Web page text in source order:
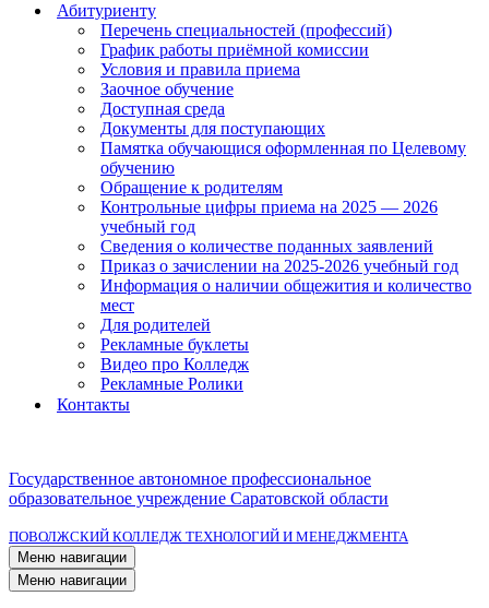
Абитуриенту
Перечень специальностей (профессий)
График работы приёмной комиссии
Условия и правила приема
Заочное обучение
Доступная среда
Документы для поступающих
Памятка обучающися оформленная по Целевому
обучению
Обращение к родителям
Контрольные цифры приема на 2025 — 2026
учебный год
Сведения о количестве поданных заявлений
Приказ о зачислении на 2025-2026 учебный год
Информация о наличии общежития и количество
мест
Для родителей
Рекламные буклеты
Видео про Колледж
Рекламные Ролики
Контакты
Государственное автономное профессиональное
образовательное учреждение Саратовской области
ПОВОЛЖСКИЙ КОЛЛЕДЖ ТЕХНОЛОГИЙ И МЕНЕДЖМЕНТА
Меню навигации
Меню навигации